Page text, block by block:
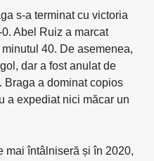
s-a terminat cu victoria
Abel Ruiz a marcat
40. De asemenea,
dar a fost anulat de
Braga a dominat copios
a expediat nici măcar un
mai întâlniseră și în 2020,